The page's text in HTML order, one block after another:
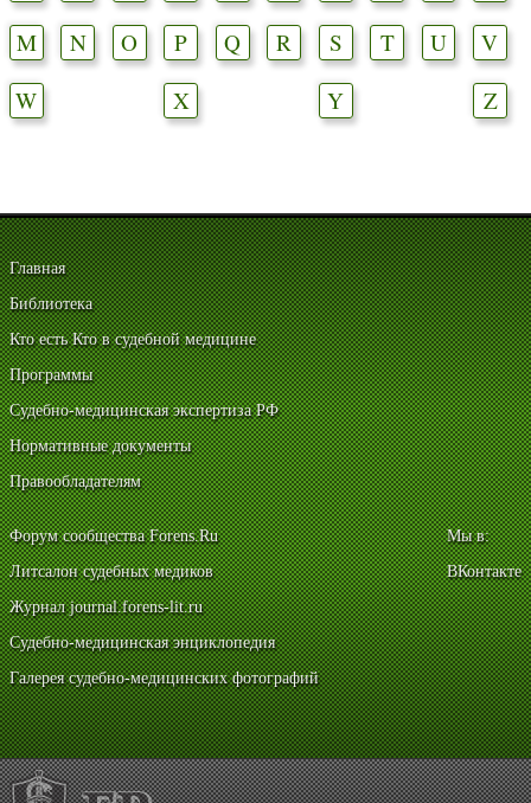
M
N O P Q R S T U
V
W
X Y Z
Главная
Библиотека
Кто есть Кто в судебной медицине
Программы
Судебно-медицинская экспертиза РФ
Нормативные документы
Правообладателям
Форум сообщества Forens.Ru
Литсалон судебных медиков
Журнал journal.forens-lit.ru
Судебно-медицинская энциклопедия
Галерея судебно-медицинских фотографий
Мы в:
ВКонтакте